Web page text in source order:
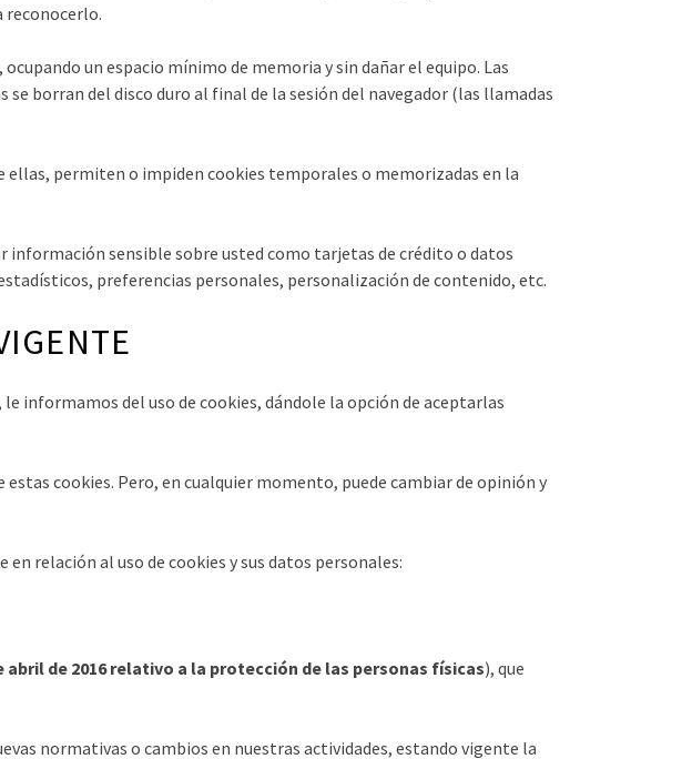
reconocerlo.
un espacio mínimo de memoria y sin dañar el equipo. Las
borran del disco duro al final de la sesión del navegador (las llamadas
ellas, permiten o impiden cookies temporales o memorizadas en la
información sensible sobre usted como tarjetas de crédito o datos
preferencias personales, personalización de contenido, etc.
informamos del uso de cookies, dándole la opción de aceptarlas
cookies. Pero, en cualquier momento, puede cambiar de opinión y
relación al uso de cookies y sus datos personales:
abril de 2016 relativo a la protección de las personas físicas), que
normativas o cambios en nuestras actividades, estando vigente la